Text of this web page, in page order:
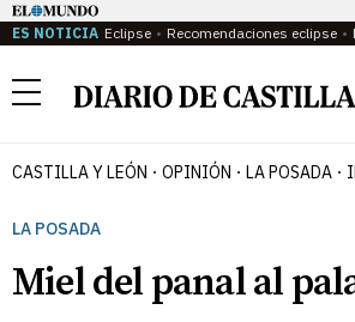
ES NOTICIA Eclipse Recomendaciones eclipse
Menú
CASTILLA Y LEÓN OPINIÓN LA POSADA
LA POSADA
Miel del panal al